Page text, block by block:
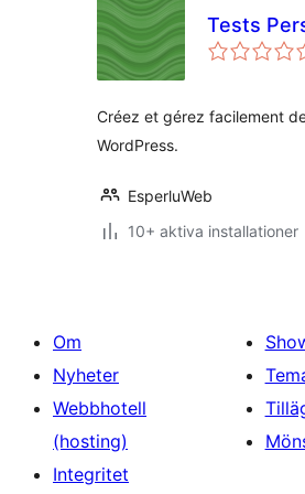
Tests
Créez et gérez facilement
WordPress.
EsperluWeb
10+ aktiva installationer
Om
Nyheter
Webbhotell
(hosting)
Integritet